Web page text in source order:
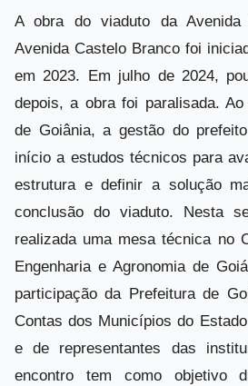
A obra do viaduto da Avenida
Avenida Castelo Branco foi
em 2023. Em julho de 2024,
depois, a obra foi paralisada.
de Goiânia, a gestão do
início a estudos técnicos para
estrutura e definir a solução
conclusão do viaduto. Nesta
realizada uma mesa técnica no
Engenharia e Agronomia de
participação da Prefeitura de
Contas dos Municípios do
e de representantes das
encontro tem como objetivo